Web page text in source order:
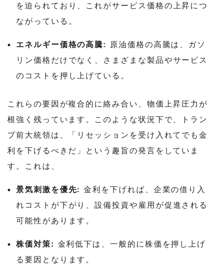
を迫られており、これがサービス価格の上昇につ
ながっている。
エネルギー価格の高騰: 原油価格の高騰は、ガソ
リン価格だけでなく、さまざまな製品やサービス
のコストを押し上げている。
これらの要因が複合的に絡み合い、物価上昇圧力が
根強く残っています。 このような状況下で、トラン
プ前大統領は、「リセッションを受け入れてでも金
利を下げるべきだ」という趣旨の発言をしていま
す。これは、
景気刺激を優先: 金利を下げれば、企業の借り入
れコストが下がり、設備投資や雇用が促進される
可能性があります。
株価対策: 金利低下は、一般的に株価を押し上げ
る要因となります。